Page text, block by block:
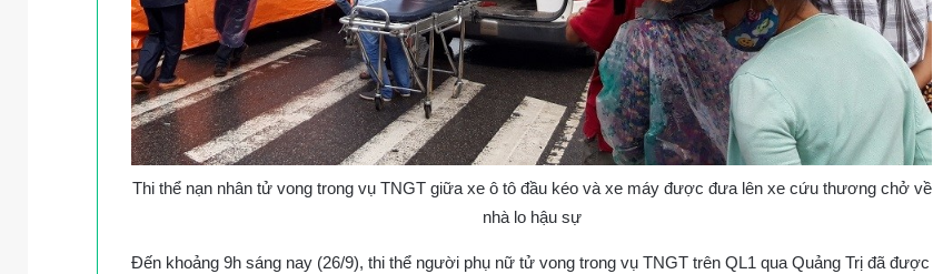
Thi thể nạn nhân tử vong trong vụ TNGT giữa xe ô tô đầu kéo và xe máy được đưa lên xe cứu thương chở về
nhà lo hậu sự
Đến khoảng 9h sáng nay (26/9), thi thể người phụ nữ tử vong trong vụ TNGT trên QL1 qua Quảng Trị đã được